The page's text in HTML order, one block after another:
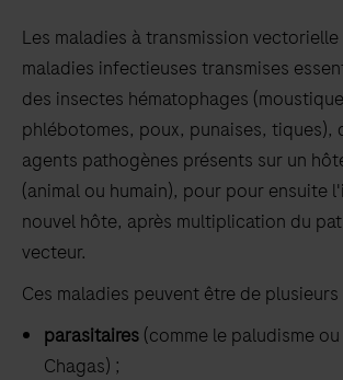
Les maladies à transmission
maladies infectieuses transmises
des insectes hématophages
phlébotomes, poux, punaises, tiques),
agents pathogènes présents sur un
(animal ou humain), pour pour ensuite
nouvel hôte, après multiplication du
vecteur.
Ces maladies peuvent être de plusieurs
parasitaires (comme le paludisme
Chagas) ;